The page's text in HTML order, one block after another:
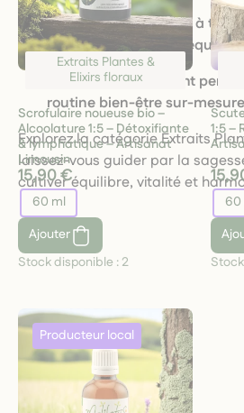
Des produits adaptés à tous
soutien physique à
Un accompagnement
routine bien-être sur-mesure
Explorez la catégorie Extraits
laissez-vous guider par la
cultiver équilibre, vitalité et
Extraits Plantes &
Elixirs floraux
Scrofulaire noueuse bio –
Alcoolature 1:5 – Détoxifiante
& lymphatique – Artisanat
Limousin
15,90 €
60 ml
Ajouter
Stock disponible : 2
1:5 –
60